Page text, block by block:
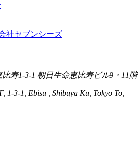
社セブンシーズ
比寿1-3-1 朝日生命恵比寿ビル9・11階
1-3-1, Ebisu , Shibuya Ku, Tokyo To,